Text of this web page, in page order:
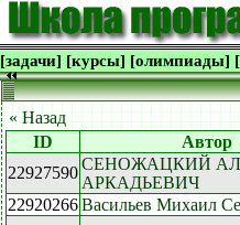
[задачи] [курсы] [олимпиады]
« Назад
ID Автор
22927590СЕНОЖАЦКИЙ
АРКАДЬЕВИЧ
22920266Васильев Михаил